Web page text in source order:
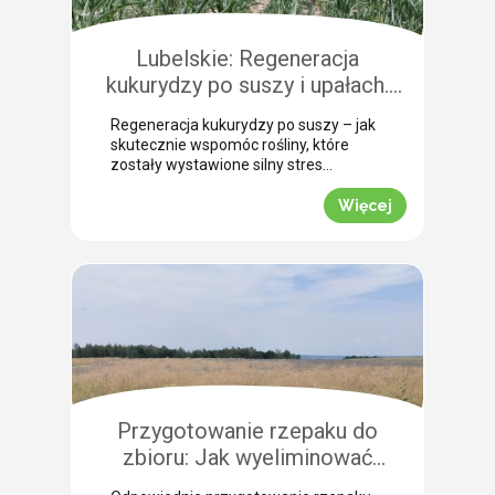
Pokazujemy, na co warto zwrócić
Lubelskie: Regeneracja
kukurydzy po suszy i upałach.
Zobacz rekomendacje z pola!
Regeneracja kukurydzy po suszy – jak
skutecznie wspomóc rośliny, które
zostały wystawione silny stres
termiczny? Jak informuje nasz ekspert
Leszek Konior, kluczem jest szybka
reakcja i wykorzystanie momentu, gdy
przeprowadzona w powiecie
Odpowiednio dobrana strategia
pozwala roślinom odbudować kondycję
fizjologiczną. Pozwijane […]
Więcej
Przygotowanie rzepaku do
zbioru: Jak wyeliminować
chwasty i obniżyć koszty żniw?